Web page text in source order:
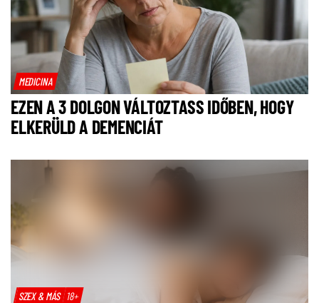
MEDICINA
EZEN A 3 DOLGON VÁLTOZTASS IDŐBEN, HOGY
ELKERÜLD A DEMENCIÁT
SZEX & MÁS 18+